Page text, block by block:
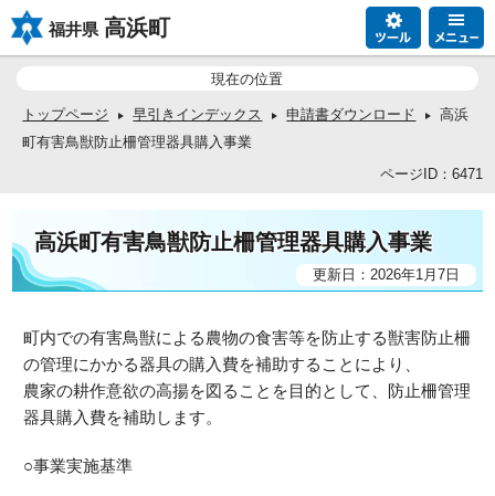
福井県 高浜町
現在の位置
トップページ 早引きインデックス 申請書ダウンロード
高浜
町有害鳥獣防止柵管理器具購入事業
ページID：6471
高浜町有害鳥獣防止柵管理器具購入事業
更新日：2026年1月7日
町内での有害鳥獣による農物の食害等を防止する獣害防止柵
の管理にかかる器具の購入費を補助することにより、
農家の耕作意欲の高揚を図ることを目的として、 防止柵管理
器具購入費を補助 します。
○事業実施基準